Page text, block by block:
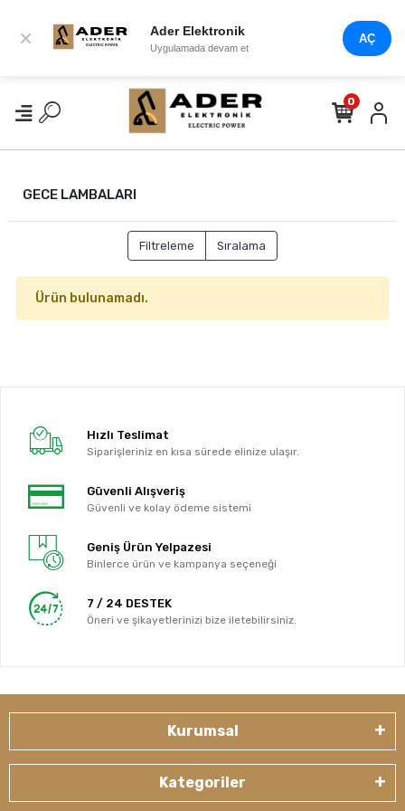
× Ader Elektronik
Uygulamada devam et
AÇ
0
GECE LAMBALARI
Filtreleme Sıralama
Ürün bulunamadı.
Hızlı Teslimat
Siparişleriniz en kısa sürede elinize ulaşır.
Güvenli Alışveriş
Güvenli ve kolay ödeme sistemi
Geniş Ürün Yelpazesi
Binlerce ürün ve kampanya seçeneği
7 / 24 DESTEK
Öneri ve şikayetlerinizi bize iletebilirsiniz.
Kurumsal
Kategoriler